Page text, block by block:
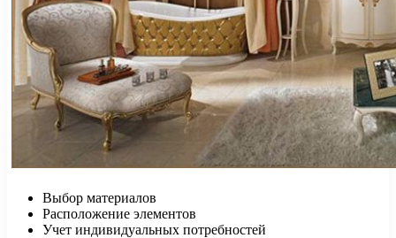
Выбор материалов
Расположение элементов
Учет индивидуальных потребностей